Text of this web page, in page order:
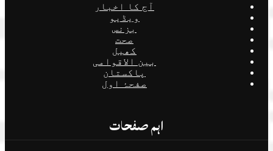
آج کا اخبار
ویڈیو
بزنس
صحت
کھیل
بین الاقوامی
پاکستان
صفحۂ اول
اہم صفحات